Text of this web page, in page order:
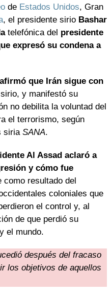
de Estados Unidos, Gran
, el presidente sirio Bashar
telefónica del presidente
expresó su condena a
que Irán sigue con
y manifestó su
no debilita la voluntad del
el terrorismo, según
siria SANA.
Al Assad aclaró a
y cómo fue
como resultado del
coloniales que
el control y, al
de que perdió su
el mundo.
después del fracaso
los objetivos de aquellos